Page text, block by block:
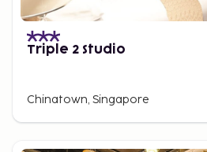
Triple 2 Studio
Chinatown, Singapore